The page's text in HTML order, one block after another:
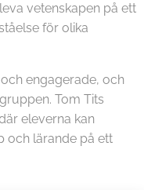
vetenskapen på ett
för olika
engagerade, och
Tom Tits
eleverna kan
och lärande på ett